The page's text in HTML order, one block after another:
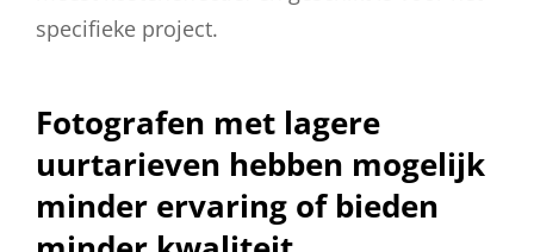
specifieke project.
Fotografen met lagere
uurtarieven hebben mogelijk
minder ervaring of bieden